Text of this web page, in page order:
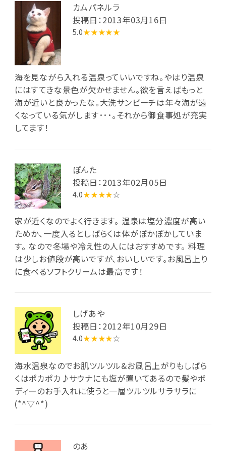
カムパネルラ
投稿日：2013年03月16日
5.0★★★★★
海を見ながら入れる温泉っていいですね。やはり温泉
にはすてきな景色が欠かせません。欲を言えばもっと
海が近いと良かったな。大洗サンビーチは年々海が遠
くなっている気がします･･･。それから御食事処が充実
してます！
ぽんた
投稿日：2013年02月05日
4.0★★★★☆
家が近くなのでよく行きます。 温泉は塩分濃度が高い
ためか、一度入るとしばらくは体がぽかぽかしていま
す。 なので冬場や冷え性の人にはおすすめです。 料理
は少しお値段が高いですが、おいしいです。お風呂上り
に食べるソフトクリームは最高です！
しげあや
投稿日：2012年10月29日
4.0★★★★☆
海水温泉なのでお肌ツルツル&お風呂上がりもしばら
くはポカポカ♪サウナにも塩が置いてあるので髪やボ
ディーのお手入れに使うと一層ツルツルサラサラに
(*^▽^*)
のあ